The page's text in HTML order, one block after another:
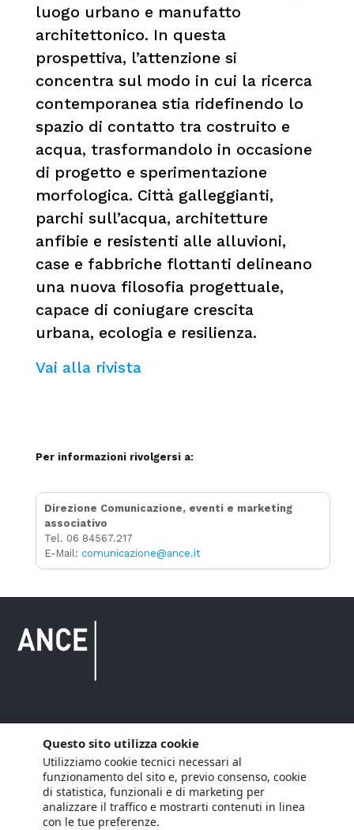
luogo urbano e manufatto
architettonico. In questa
prospettiva, l’attenzione si
concentra sul modo in cui la ricerca
contemporanea stia ridefinendo lo
spazio di contatto tra costruito e
acqua, trasformandolo in occasione
di progetto e sperimentazione
morfologica. Città galleggianti,
parchi sull’acqua, architetture
anfibie e resistenti alle alluvioni,
case e fabbriche flottanti delineano
una nuova filosofia progettuale,
capace di coniugare crescita
urbana, ecologia e resilienza.
Vai alla rivista
Per informazioni rivolgersi a:
Direzione Comunicazione, eventi e marketing
associativo
Tel. 06 84567.217
E-Mail: comunicazione@ance.it
Copyright © 2021 ANCE. Tutti i diritti riservati.
Privacy
Arianna Net
Società di
servizi
Cookie Policy
Arianna CE
Gestisci cookie
Questo sito utilizza cookie
Utilizziamo cookie tecnici necessari al
funzionamento del sito e, previo consenso, cookie
di statistica, funzionali e di marketing per
analizzare il traffico e mostrarti contenuti in linea
con le tue preferenze.